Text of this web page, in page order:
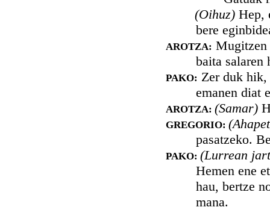
(Oihuz) Hep,
bere
AROTZA: Mugitzen
baita salaren
PAKO: Zer duk hik,
emanen diat
AROTZA: (Samar)
GREGORIO:
pasatzeko.
PAKO: (Lurrean
Hemen ene
hau, bertze
mana.